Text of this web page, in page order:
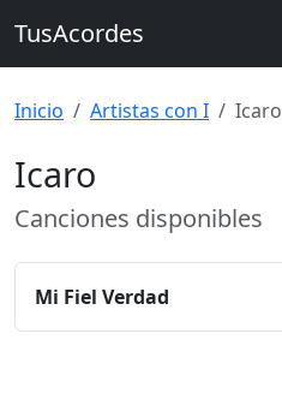
TusAcordes
Inicio Artistas con I Icaro
Icaro
Canciones disponibles
Mi Fiel Verdad